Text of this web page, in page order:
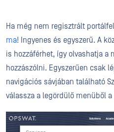
Ha még nem regisztrált
ma! Ingyenes és egyszerű. A
is hozzáférhet, így olvashatja a
hozzászólni. Egyszerűen csak
navigációs sávjában található
válassza a legördülő menüből